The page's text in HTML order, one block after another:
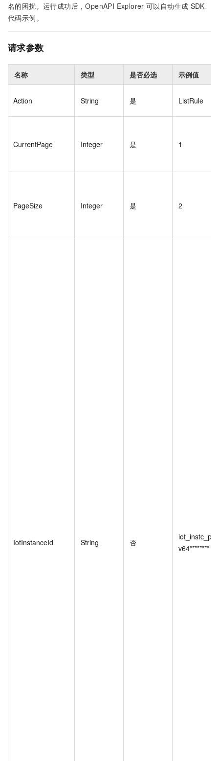
名的困扰。运行成功后，OpenAPI Explorer 可以自动生成 SDK
代码示例。
请求参数
名称 类型 是否必选 示例值
Action String 是 ListRule
CurrentPage Integer 是 1
PageSize Integer 是 2
IotInstanceId String 否
v64********